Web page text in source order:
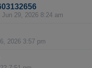
Jun 29, 2026 8:24 am
2026 3:57 pm